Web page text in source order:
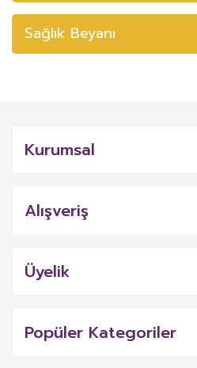
Sağlık Beyanı
Kurumsal
Alışveriş
Üyelik
Popüler Kategoriler